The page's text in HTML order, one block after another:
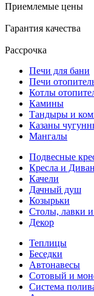
Приемлемые цены
Гарантия качества
Рассрочка
Печи для бани
Печи
Котлы
Камины
Тандыры и
Казаны
Мангалы
Подвесные
Кресла и
Качели
Дачный душ
Козырьки
Столы, лавки
Декор
Теплицы
Беседки
Автонавесы
Сотовый и
Система